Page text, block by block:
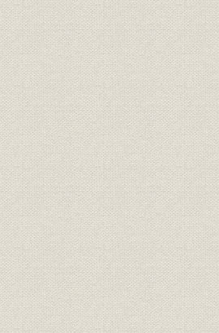
大社長と容器 俵田勝彦
第一章 湿式法の採用と新種セメン
第一節 早強セメントの研究
第二節 早強セメント製造のため
ベロセメント誕生の思い出 中
第三節 ベロセメント
偶感 泉谷平次郎
「アサノベロセメント」と東
丹那トンネルとベロセメント
第四節 高炉セメント